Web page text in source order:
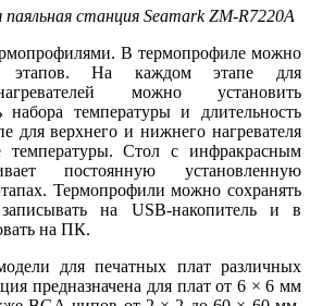
станция Seamark ZM-R7220A
В термопрофиле можно
этапов. На каждом этапе для
можно установить
набора температуры и длительность
для верхнего и нижнего нагревателя
температуры. Стол с инфракрасным
постоянную установленную
Термопрофили можно сохранять
на USB-накопитель и в
на ПК.
для печатных плат различных
предназначена для плат от 6 × 6 мм